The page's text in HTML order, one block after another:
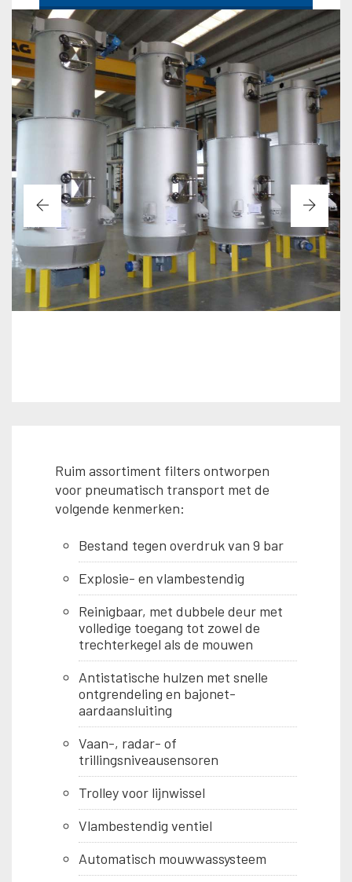
Ruim assortiment filters ontworpen
voor pneumatisch transport met de
volgende kenmerken:
Bestand tegen overdruk van 9 bar
Explosie- en vlambestendig
Reinigbaar, met dubbele deur met
volledige toegang tot zowel de
trechterkegel als de mouwen
Antistatische hulzen met snelle
ontgrendeling en bajonet-
aardaansluiting
Vaan-, radar- of
trillingsniveausensoren
Trolley voor lijnwissel
Vlambestendig ventiel
Automatisch mouwwassysteem